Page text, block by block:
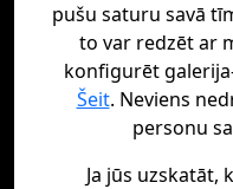
pušu saturu savā
to var redzēt ar
konfigurēt
Šeit. Neviens
personu
Ja jūs uzskatāt,